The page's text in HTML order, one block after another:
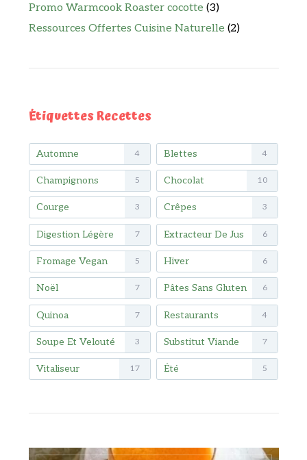
Promo Warmcook Roaster cocotte (3)
Ressources Offertes Cuisine Naturelle (2)
Étiquettes Recettes
Automne 4 Blettes 4
Champignons 5 Chocolat 10
Courge 3 Crêpes 3
Digestion Légère 7 Extracteur De Jus 6
Fromage Vegan 5 Hiver 6
Noël 7 Pâtes Sans Gluten 6
Quinoa 7 Restaurants 4
Soupe Et Velouté 3 Substitut Viande 7
Vitaliseur 17 Été 5